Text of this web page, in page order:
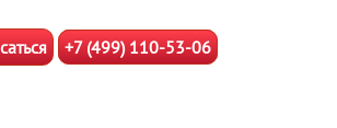
+7 (499) 110-53-06